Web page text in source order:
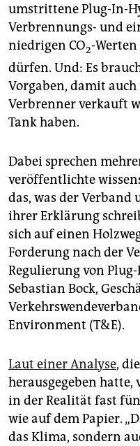
umstrittene Plug-In-
Verbrennungs- und
niedrigen CO2-
dürfen. Und: Es
Vorgaben, damit auch
Verbrenner verkauft
Tank haben.
Dabei sprechen
veröffentlichte
das, was der Verband
ihrer Erklärung
sich auf einen
Forderung nach der
Regulierung von
Sebastian Bock,
Environment (T&E).
Laut einer Analyse,
herausgegeben
in der Realität fast
wie auf dem Papier.
das Klima, sondern